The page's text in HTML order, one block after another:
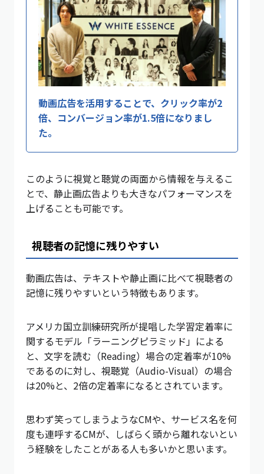
動画広告を活用することで、クリック率が2
倍、コンバージョン率が1.5倍になりまし
た。
このように視覚と聴覚の両面から情報を与えるこ
とで、静止画広告よりも大きなパフォーマンスを
上げることも可能です。
視聴者の記憶に残りやすい
動画広告は、テキストや静止画に比べて視聴者の
記憶に残りやすいという特徴もあります。
アメリカ国立訓練研究所が提唱した学習定着率に
関するモデル「ラーニングピラミッド」による
と、文字を読む（Reading）場合の定着率が10%
であるのに対し、視聴覚（Audio-Visual）の場合
は20%と、2倍の定着率になるとされています。
思わず笑ってしまうようなCMや、サービス名を何
度も連呼するCMが、しばらく頭から離れないとい
う経験をしたことがある人も多いかと思います。